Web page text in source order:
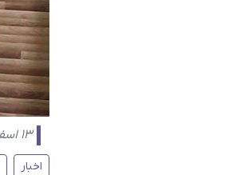
۱۳ اسفند ۱۴۰۲، ۲۰:۳۳
اخبار